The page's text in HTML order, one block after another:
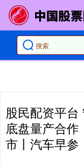
股民配资平台
底盘量产合
市丨汽车早参